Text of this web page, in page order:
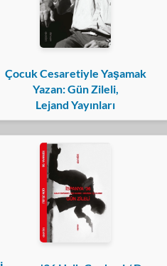
Çocuk Cesaretiyle Yaşamak
Yazan: Gün Zileli,
Lejand Yayınları